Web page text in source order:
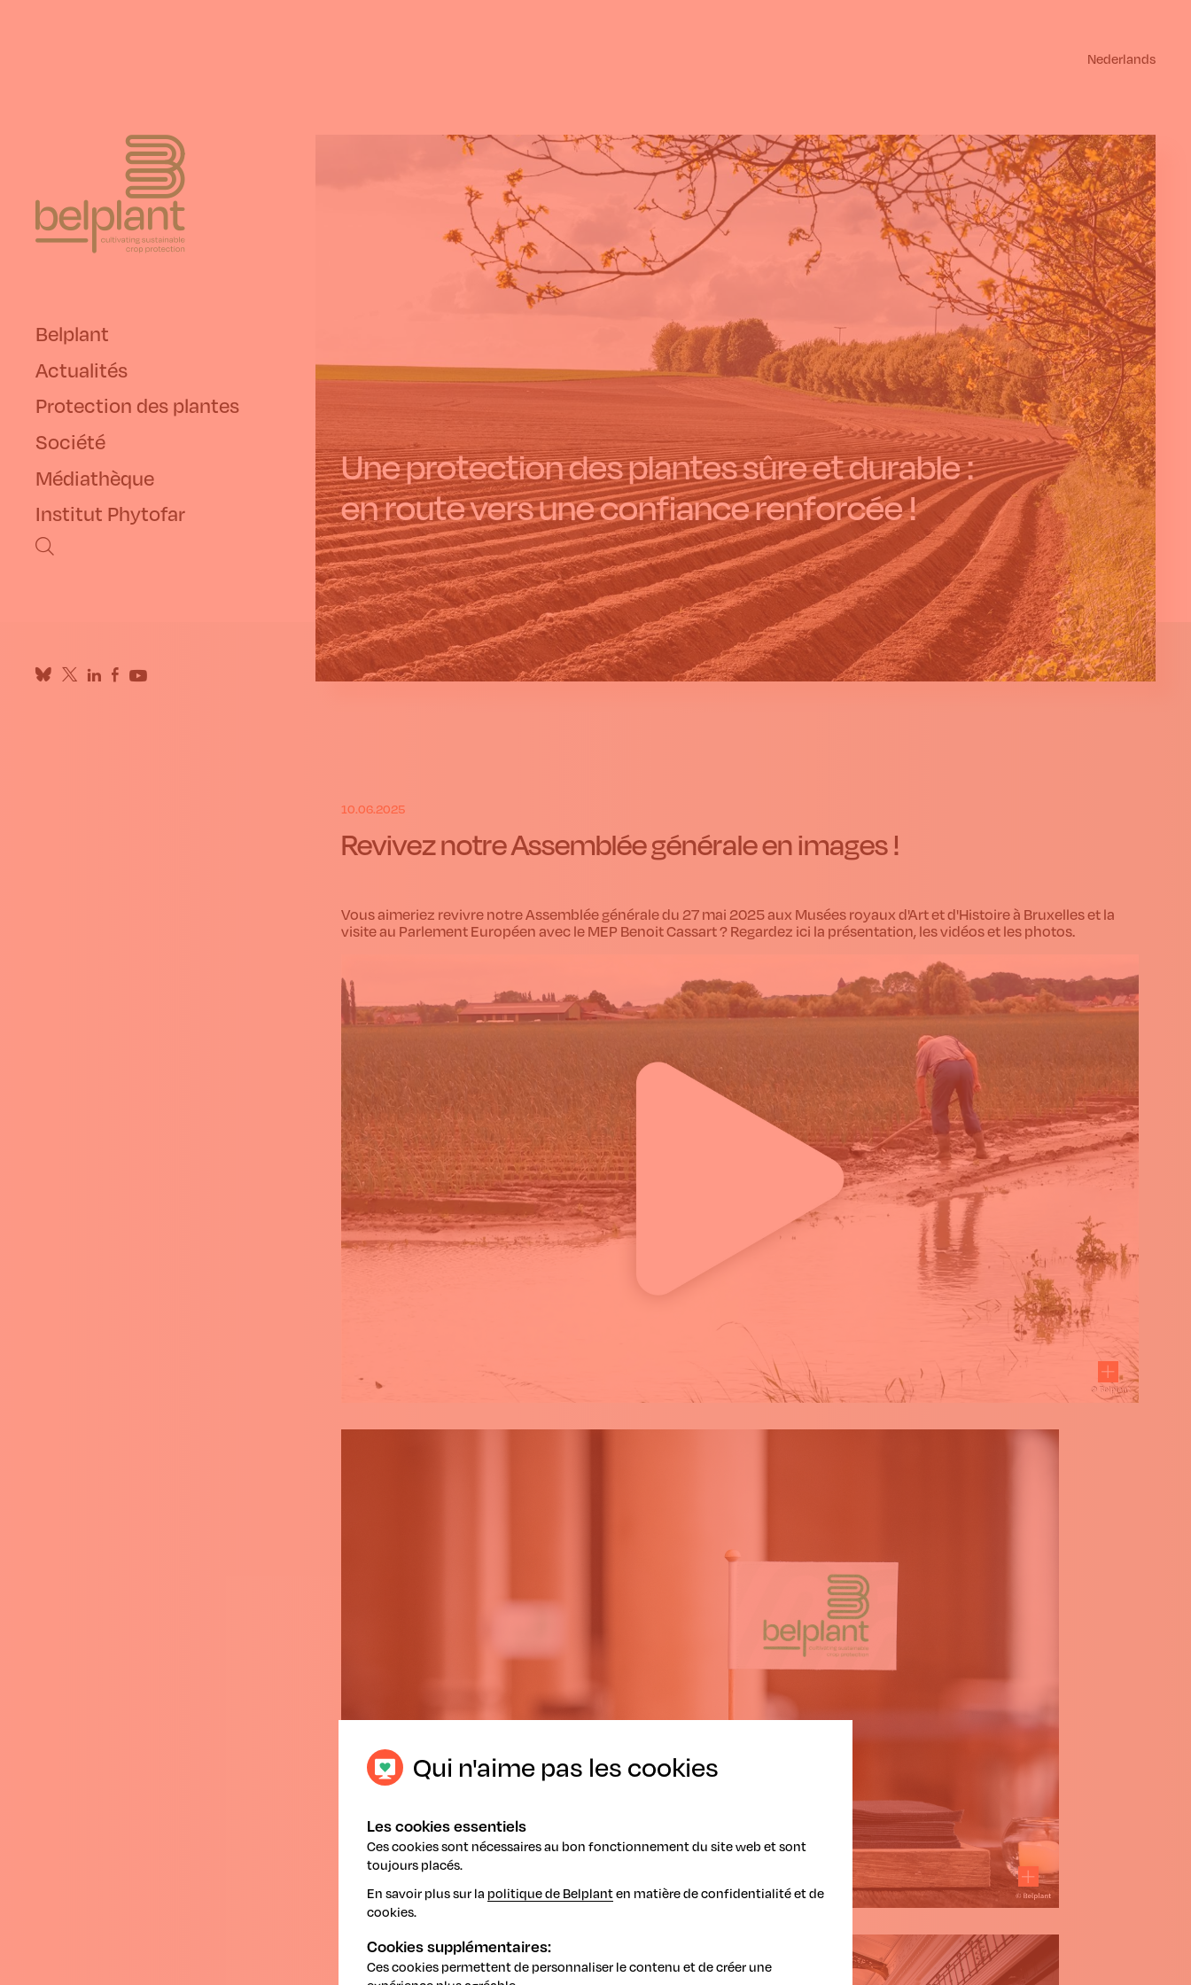
Nederlands
Belplant
Actualités
Protection des plantes
Société
Médiathèque
Institut Phytofar
Une protection des plantes sûre et durable :
en route vers une confiance renforcée !
10.06.2025
Revivez notre Assemblée générale en images !
Vous aimeriez revivre notre Assemblée générale du 27 mai 2025 aux Musées royaux d'Art et d'Histoire à Bruxelles et la
visite au Parlement Européen avec le MEP Benoit Cassart ? Regardez ici la présentation, les vidéos et les photos.
Qui n'aime pas les cookies
Les cookies essentiels
Ces cookies sont nécessaires au bon fonctionnement du site web et sont
toujours placés.
En savoir plus sur la politique de Belplanten matière de confidentialité et de
cookies.
Cookies supplémentaires:
Ces cookies permettent de personnaliser le contenu et de créer une